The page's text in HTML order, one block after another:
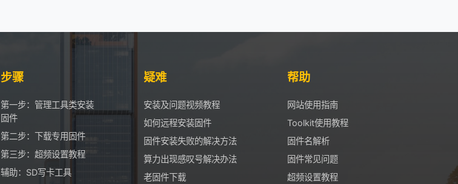
步骤
第一步：管理工具类安装
固件
第二步：下载专用固件
第三步：超频设置教程
辅助：SD写卡工具
疑难
安装及问题视频教程
如何远程安装固件
固件安装失败的解决方法
算力出现感叹号解决办法
老固件下载
帮助
网站使用指南
Toolkit使用教程
固件名解析
固件常见问题
超频设置教程